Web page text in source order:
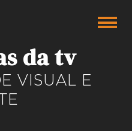
da tv
VISUAL E